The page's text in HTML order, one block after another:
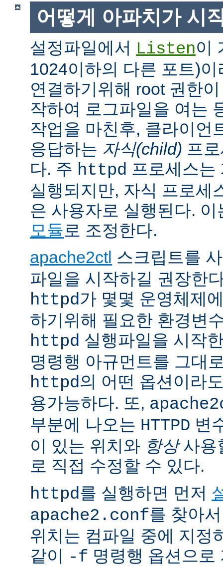
어떻게 아파치가 시
설정파일에서 Listen이
1024이하의 다른 포트)
연결하기위해 root 권한
작하여 로그파일을 여는
작업을 마친후, 클라이언
응답하는 자식(child) 프
다. 주 httpd 프로세스는
실행되지만, 자식 프로세
은 사용자로 실행된다.
모듈 로 조정한다.
apache2ctl 스크립트를
파일을 시작하길 권장한
httpd가 몇몇 운영체제
하기위해 필요한 환경변
httpd 실행파일을 시작
명령행 아규먼트를 그대
httpd의 어떤 옵션이라
용가능하다. 또,
부분에 나오는 HTTPD 변
이 있는 위치와 항상사용
로 직접 수정할 수 있다.
httpd를 실행하면 먼저
apache2.conf를 찾아
위치는 컴파일 중에 지정
같이 -f 명령행 옵션으로